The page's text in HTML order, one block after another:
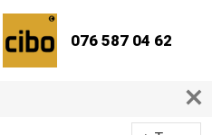
076 587 04 62